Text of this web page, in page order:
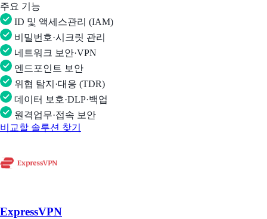
주요 기능
ID 및 액세스관리 (IAM)
비밀번호·시크릿 관리
네트워크 보안·VPN
엔드포인트 보안
위협 탐지·대응 (TDR)
데이터 보호·DLP·백업
원격업무·접속 보안
비교할 솔루션 찾기
ExpressVPN